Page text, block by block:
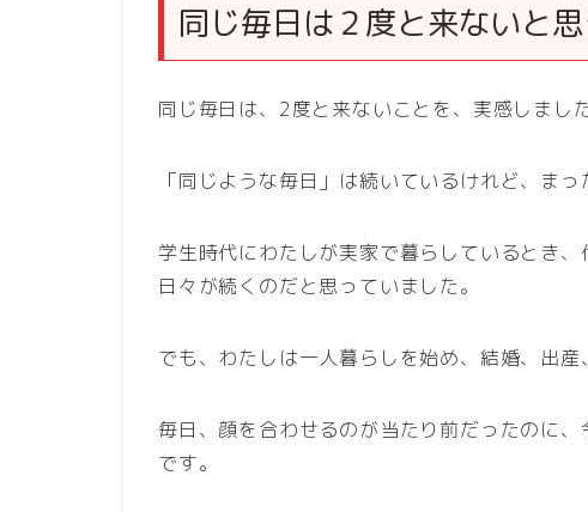
同じ毎日は２度と来ないと
同じ毎日は、2度と来ないことを、実感しました
「同じような毎日」は続いているけれど、ま
学生時代にわたしが実家で暮らしているとき
日々が続くのだと思っていました。
でも、わたしは一人暮らしを始め、結婚、出産
毎日、顔を合わせるのが当たり前だったのに
です。